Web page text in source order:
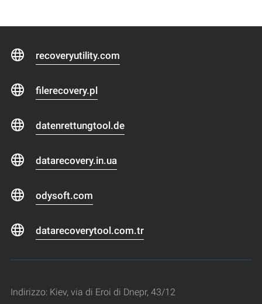
recoveryutility.com
filerecovery.pl
datenrettungtool.de
datarecovery.in.ua
odysoft.com
datarecoverytool.com.tr
Indirizzo: Kiev, via di Eroi di Dnepr, 43/12